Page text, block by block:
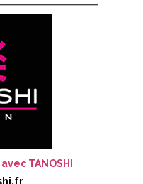
TANOSHI